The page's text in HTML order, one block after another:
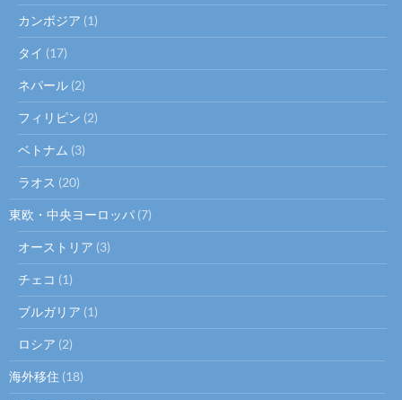
カンボジア (1)
タイ (17)
ネパール (2)
フィリピン (2)
ベトナム (3)
ラオス (20)
東欧・中央ヨーロッパ (7)
オーストリア (3)
チェコ (1)
ブルガリア (1)
ロシア (2)
海外移住 (18)